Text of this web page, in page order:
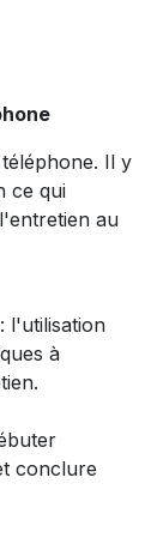
Il y
ce qui
au
l'utilisation
à
conclure